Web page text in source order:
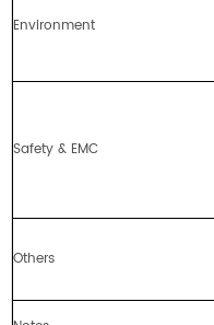
Environment
Safety & EMC
Others